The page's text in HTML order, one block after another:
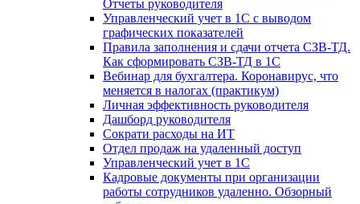
Отчеты руководителя
Управленческий учет в 1С с выводом
графических показателей
Правила заполнения и сдачи отчета СЗВ-ТД.
Как сформировать СЗВ-ТД в 1С
Вебинар для бухгалтера. Коронавирус, что
меняется в налогах (практикум)
Личная эффективность руководителя
Дашборд руководителя
Сократи расходы на ИТ
Отдел продаж на удаленный доступ
Управленческий учет в 1С
Кадровые документы при организации
работы сотрудников удаленно. Обзорный